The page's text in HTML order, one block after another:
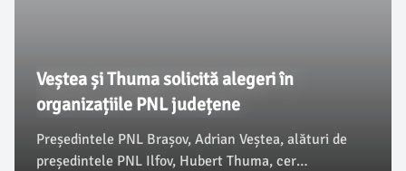
Veștea și Thuma solicită alegeri în
organizațiile PNL județene
Președintele PNL Brașov, Adrian Veștea, alături de
președintele PNL Ilfov, Hubert Thuma, cer